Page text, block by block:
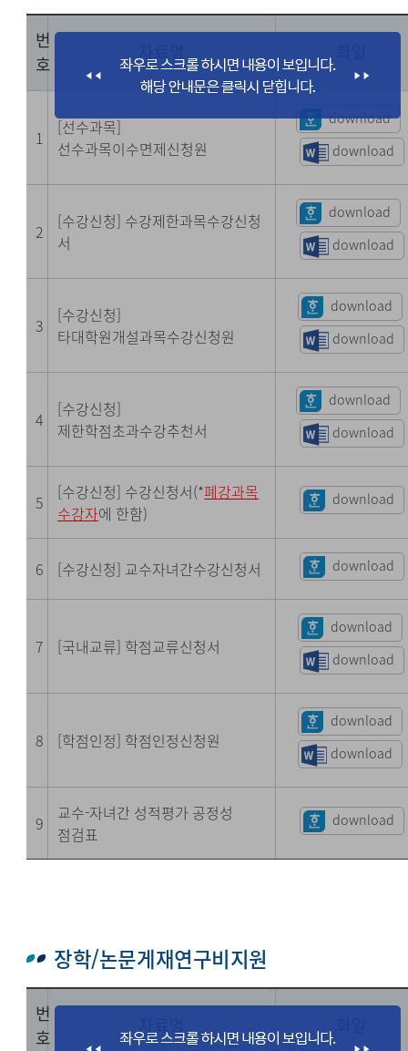
번
호
1
[선수과목]
선수과목이수면제신청원
download
download
2
[수강신청] 수강제한과목수강신청
서
download
download
3
[수강신청]
타대학원개설과목수강신청원
download
download
4
[수강신청]
제한학점초과수강추천서
download
download
5 [수강신청] 수강신청서(*폐강과목
수강자에 한함)
download
6 [수강신청] 교수자녀간수강신청서 download
7 [국내교류] 학점교류신청서
download
download
8 [학점인정] 학점인정신청원
download
download
9
교수-자녀간 성적평가 공정성
점검표
download
장학/논문게재연구비지원
번
호